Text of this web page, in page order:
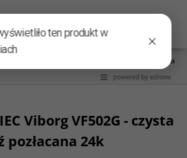
MenuPanel
Wtyk zasilający IEC Viborg VF502G - czysta
Viborg VF502G - czysta
pozłacana 24k